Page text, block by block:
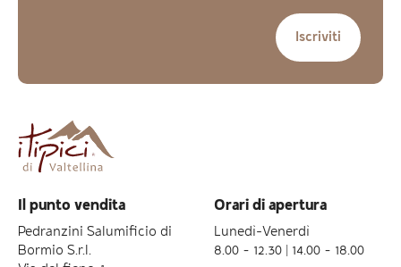
Il punto vendita
Pedranzini Salumificio di
Bormio S.r.l.
Orari di apertura
Lunedì-Venerdì
8.00 – 12.30 | 14.00 – 18.00